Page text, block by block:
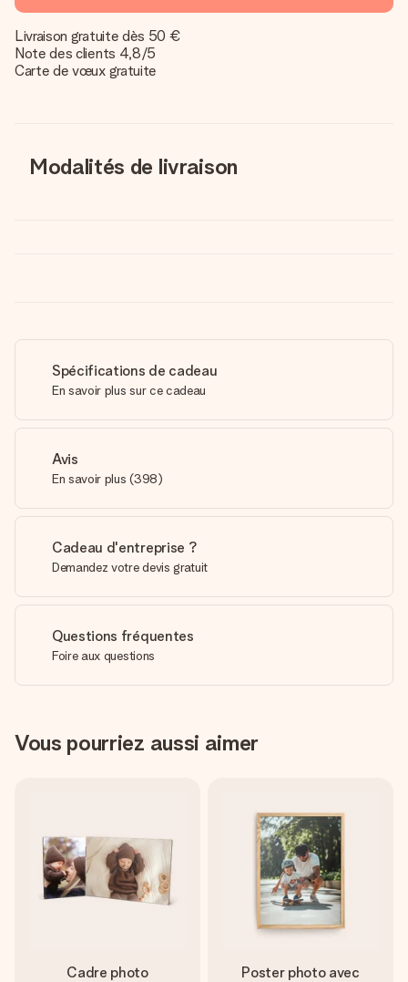
Livraison gratuite dès 50 €
Note des clients 4,8/5
Carte de vœux gratuite
Modalités de livraison
Spécifications de cadeau
En savoir plus sur ce cadeau
Avis
En savoir plus (398)
Cadeau d'entreprise ?
Demandez votre devis gratuit
Questions fréquentes
Foire aux questions
Vous pourriez aussi aimer
Cadre photo
Poster photo avec